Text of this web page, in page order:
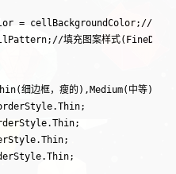
= cellBackgroundColor;//单元
填充图案样式(FineDots
细边框，瘦的),Medium(中等